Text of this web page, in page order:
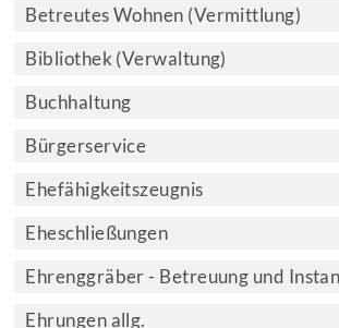
Betreutes Wohnen (Vermittlung)
Bibliothek (Verwaltung)
Buchhaltung
Bürgerservice
Ehefähigkeitszeugnis
Eheschließungen
Ehrenggräber - Betreuung und
Ehrungen allg.